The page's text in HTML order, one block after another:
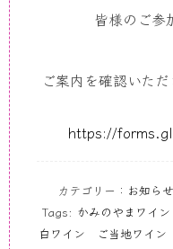
皆様のご参
ご案内を確認いた
https://
カテゴリー： お知らせ
Tags: かみのやまワイ
白ワイン ご当地ワイ